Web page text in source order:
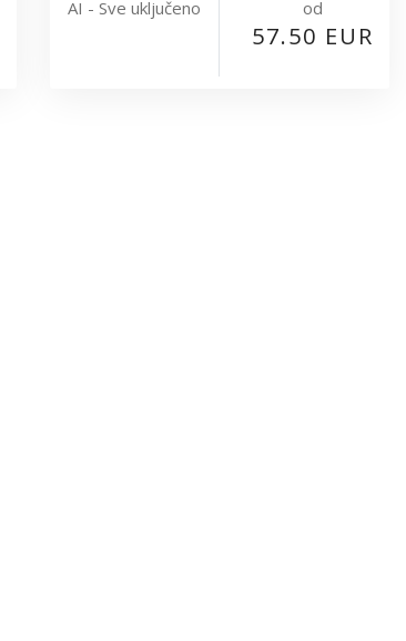
AI - Sve uključeno od
57.50 EUR